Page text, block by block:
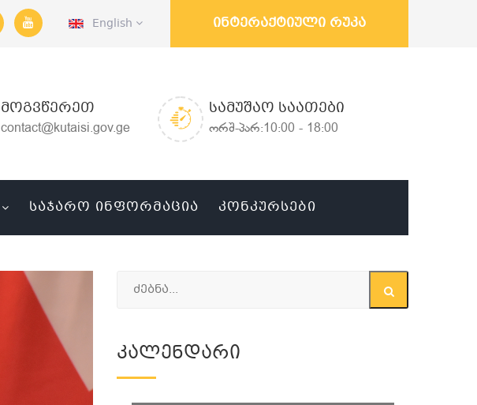
English ინტერაქტიული რუკა
ᲛᲝᲒᲕᲬᲔᲠᲔᲗ
contact@kutaisi.gov.ge
ᲡᲐᲛᲣᲨᲐᲝ ᲡᲐᲐᲗᲔᲑᲘ
ორშ-პარ:10:00 - 18:00
ᲡᲐᲯᲐᲠᲝ ᲘᲜᲤᲝᲠᲛᲐᲪᲘᲐ ᲙᲝᲜᲙᲣᲠᲡᲔᲑᲘ
Კალენდარი